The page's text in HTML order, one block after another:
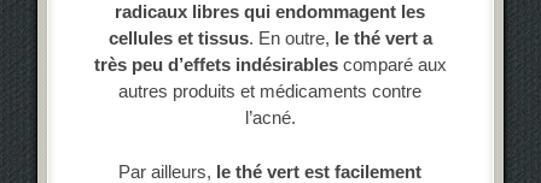
radicaux libres qui endommagent les
cellules et tissus. En outre, le thé vert a
très peu d’effets indésirablescomparé aux
autres produits et médicaments contre
l’acné.
Par ailleurs, le thé vert est facilement